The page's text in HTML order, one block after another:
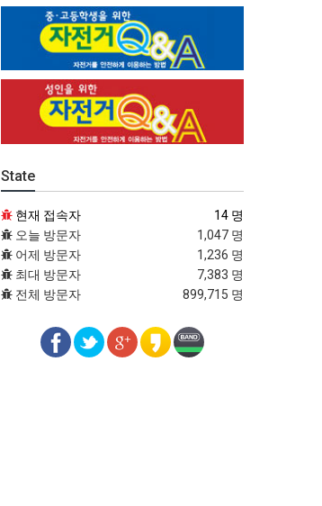
State
현재 접속자
14 명
오늘 방문자
1,047 명
어제 방문자
1,236 명
최대 방문자
7,383 명
전체 방문자
899,715 명